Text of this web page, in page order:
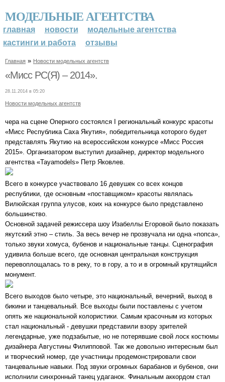
МОДЕЛЬНЫЕ АГЕНТСТВА
главная новости
модельные агентства
кастинги и работа
отзывы
Главная » Новости модельных агентств
«Мисс РС(Я) – 2014».
28.11.2014 в 05:20
Новости модельных агентств
чера на сцене Оперного состоялся I региональный конкурс красоты
«Мисс Республика Саха Якутия», победительница которого будет
представлять Якутию на всероссийском конкурсе «Мисс Россия
2015». Организатором выступил дизайнер, директор модельного
агентства «Tayamodels» Петр Яковлев.
Всего в конкурсе участвовало 16 девушек со всех концов
республики, где основным «поставщиком» красоты являлась
Вилюйская группа улусов, коих на конкурсе было представлено
большинство.
Основной задачей режиссера шоу Изабеллы Егоровой было показать
якутский этно – стиль. За весь вечер не прозвучала ни одна «попса»,
только звуки хомуса, бубенов и национальные танцы. Сценография
удивила больше всего, где основная центральная конструкция
перевоплощалась то в реку, то в гору, а то и в огромный крутящийся
монумент.
Всего выходов было четыре, это национальный, вечерний, выход в
бикини и танцевальный. Все выходы были поставлены с учетом
опять же национальной колористики. Самым красочным из которых
стал национальный - девушки представили взору зрителей
легендарные, уже подзабытые, но не потерявшие свой лоск костюмы
дизайнера Августины Филипповой. Так же довольно интересным был
и творческий номер, где участницы продемонстрировали свои
танцевальные навыки. Под звуки огромных барабанов и бубенов, они
исполнили синхронный танец удаганок. Финальным аккордом стал